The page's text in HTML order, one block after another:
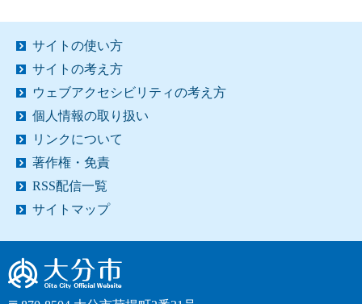
サイトの使い方
サイトの考え方
ウェブアクセシビリティの考え方
個人情報の取り扱い
リンクについて
著作権・免責
RSS配信一覧
サイトマップ
大分市